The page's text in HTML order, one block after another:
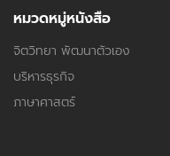
หมวดหมู่หนังสือ
จิตวิทยา พัฒนาตัวเอง
บริหารธุรกิจ
ภาษาศาสตร์